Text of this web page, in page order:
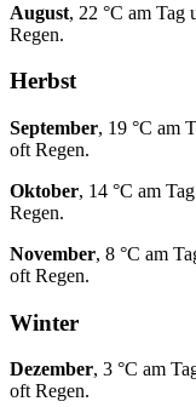
August, 22 °C am Tag
Regen.
Herbst
September, 19 °C am
oft Regen.
Oktober, 14 °C am
Regen.
November, 8 °C am
oft Regen.
Winter
Dezember, 3 °C am
oft Regen.